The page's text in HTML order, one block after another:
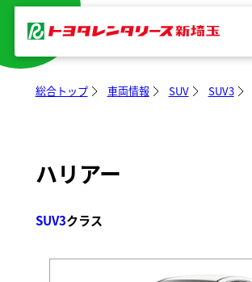
を
レンタカー
総合トップ 車両情報 SUV SUV3
ハリアー
SUV3クラス